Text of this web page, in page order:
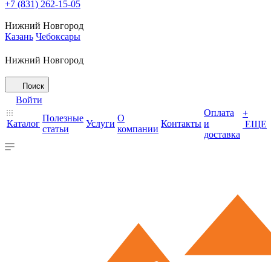
+7 (831) 262-15-05
Нижний Новгород
Казань Чебоксары
Нижний Новгород
Поиск
Войти
Каталог
Полезные
статьи
Услуги
О
компании
Контакты
Оплата
и
доставка
+
ЕЩЕ